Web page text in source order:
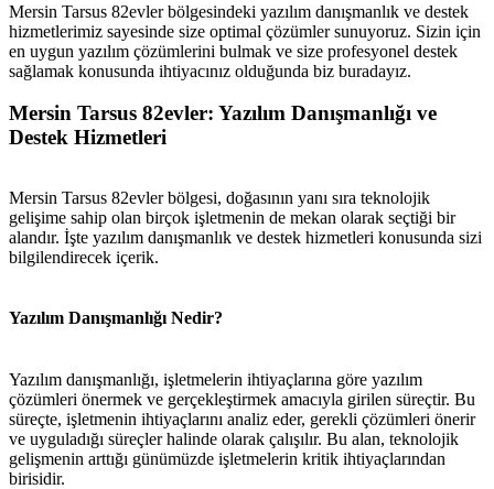
Mersin Tarsus 82evler bölgesindeki yazılım danışmanlık ve destek
hizmetlerimiz sayesinde size optimal çözümler sunuyoruz. Sizin için
en uygun yazılım çözümlerini bulmak ve size profesyonel destek
sağlamak konusunda ihtiyacınız olduğunda biz buradayız.
Mersin Tarsus 82evler: Yazılım Danışmanlığı ve
Destek Hizmetleri
Mersin Tarsus 82evler bölgesi, doğasının yanı sıra teknolojik
gelişime sahip olan birçok işletmenin de mekan olarak seçtiği bir
alandır. İşte yazılım danışmanlık ve destek hizmetleri konusunda sizi
bilgilendirecek içerik.
Yazılım Danışmanlığı Nedir?
Yazılım danışmanlığı, işletmelerin ihtiyaçlarına göre yazılım
çözümleri önermek ve gerçekleştirmek amacıyla girilen süreçtir. Bu
süreçte, işletmenin ihtiyaçlarını analiz eder, gerekli çözümleri önerir
ve uyguladığı süreçler halinde olarak çalışılır. Bu alan, teknolojik
gelişmenin arttığı günümüzde işletmelerin kritik ihtiyaçlarından
birisidir.